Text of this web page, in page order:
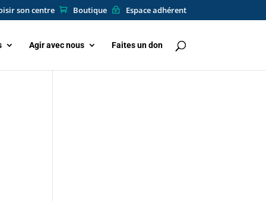
son centre Boutique Espace adhérent
Agir avec nous Faites un don